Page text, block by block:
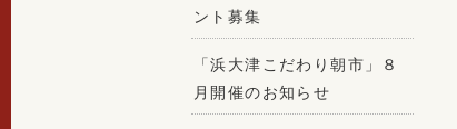
ント募集
「浜大津こだわり朝市」８
月開催のお知らせ